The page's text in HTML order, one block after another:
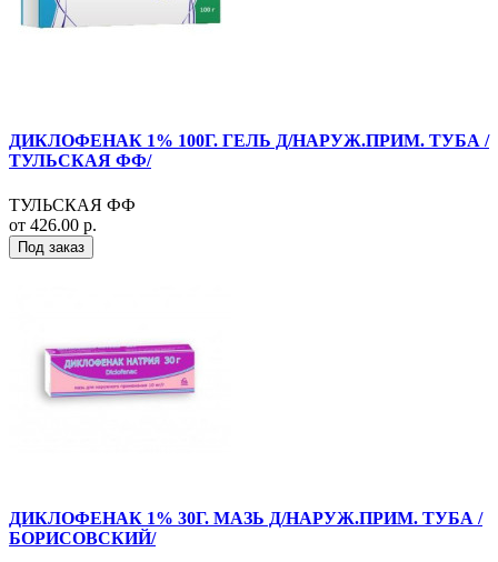
ДИКЛОФЕНАК 1% 100Г. ГЕЛЬ Д/НАРУЖ.ПРИМ. ТУБА /
ТУЛЬСКАЯ ФФ/
ТУЛЬСКАЯ ФФ
от 426.00 р.
Под заказ
ДИКЛОФЕНАК 1% 30Г. МАЗЬ Д/НАРУЖ.ПРИМ. ТУБА /
БОРИСОВСКИЙ/